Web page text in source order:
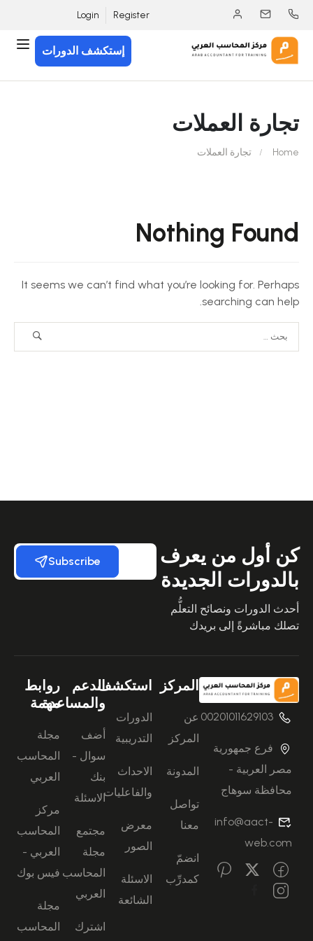
Register
Login
إستكشف الدورات
تجارة العملات
Home تجارة العملات
Nothing Found
It seems we can’t find what you’re looking for. Perhaps
searching can help.
كن أول من يعرف
بالدورات الجديدة
أحدث الدورات ونصائح التعلُّم
تصلك مباشرةً إلى بريدك
Subscribe
00201011629103
فرع جمهورية
مصر العربية -
محافظة سوهاج
info@aact-
web.com
المركز
عن
المركز
المدونة
تواصل
معنا
انضمّ
كمدرِّب
استكشف
الدورات
التدريبية
الاحداث
والفاعليات
معرض
الصور
الاسئلة
الشائعة
الدعم
والمساعدة
أضف
سوال -
بنك
الاسئلة
مجتمع
مجلة
المحاسب
العربي
اشترك
روابط
مهمة
مجلة
المحاسب
العربي
مركز
المحاسب
العربي -
فيس بوك
مجلة
المحاسب